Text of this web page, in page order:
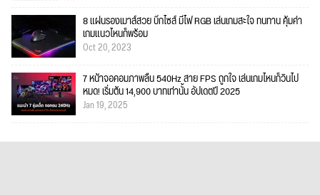
8 แผ่นรองเมาส์สวย บิ๊กไซส์ มีไฟ RGB เล่นเกมสะใจ ทนทาน คุ้มค่า
เกมแนวไหนก็พร้อม
Oct 20, 2023
7 หน้าจอคอมภาพลื่น 540Hz สาย FPS ถูกใจ เล่นเกมไหนก็วินไป
หมด! เริ่มต้น 14,900 บาทเท่านั้น อัปเดตปี 2025
Jan 19, 2025